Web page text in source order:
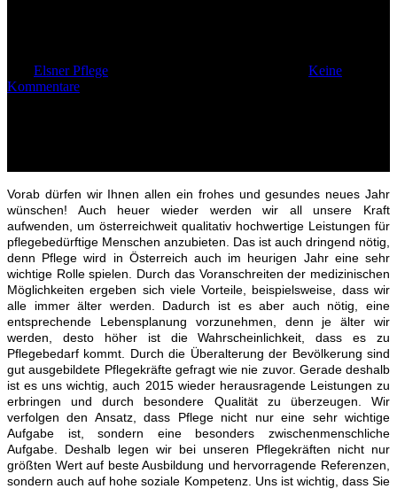
Elsner Pflege
Keine
Kommentare
Vorab dürfen wir Ihnen allen ein frohes und gesundes neues Jahr
wünschen! Auch heuer wieder werden wir all unsere Kraft
aufwenden, um österreichweit qualitativ hochwertige Leistungen für
pflegebedürftige Menschen anzubieten. Das ist auch dringend nötig,
denn Pflege wird in Österreich auch im heurigen Jahr eine sehr
wichtige Rolle spielen. Durch das Voranschreiten der medizinischen
Möglichkeiten ergeben sich viele Vorteile, beispielsweise, dass wir
alle immer älter werden. Dadurch ist es aber auch nötig, eine
entsprechende Lebensplanung vorzunehmen, denn je älter wir
werden, desto höher ist die Wahrscheinlichkeit, dass es zu
Pflegebedarf kommt. Durch die Überalterung der Bevölkerung sind
gut ausgebildete Pflegekräfte gefragt wie nie zuvor. Gerade deshalb
ist es uns wichtig, auch 2015 wieder herausragende Leistungen zu
erbringen und durch besondere Qualität zu überzeugen. Wir
verfolgen den Ansatz, dass Pflege nicht nur eine sehr wichtige
Aufgabe ist, sondern eine besonders zwischenmenschliche
Aufgabe. Deshalb legen wir bei unseren Pflegekräften nicht nur
größten Wert auf beste Ausbildung und hervorragende Referenzen,
sondern auch auf hohe soziale Kompetenz. Uns ist wichtig, dass Sie